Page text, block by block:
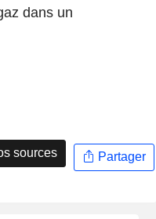
dans un
sources Partager